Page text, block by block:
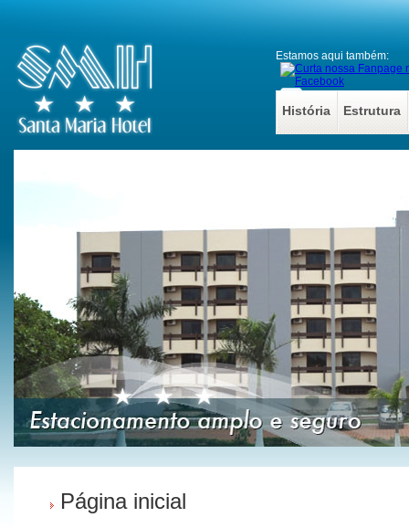
Estamos aqui também:
História Estrutura
Página inicial